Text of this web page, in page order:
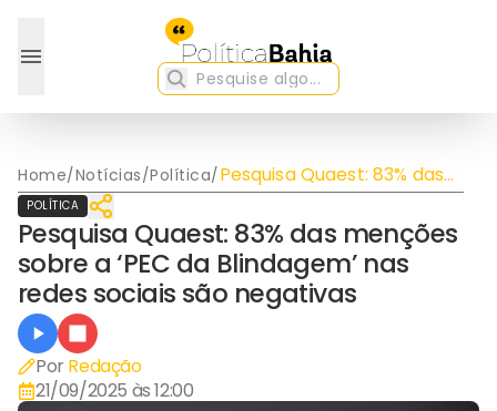
Home/Notícias/Política/Pesquisa Quaest: 83% das
menções sobre a ‘PEC da
sociais são negativas
POLÍTICA
Pesquisa Quaest: 83% das menções
sobre a ‘PEC da Blindagem’ nas
redes sociais são negativas
Por Redação
21/09/2025 às 12:00